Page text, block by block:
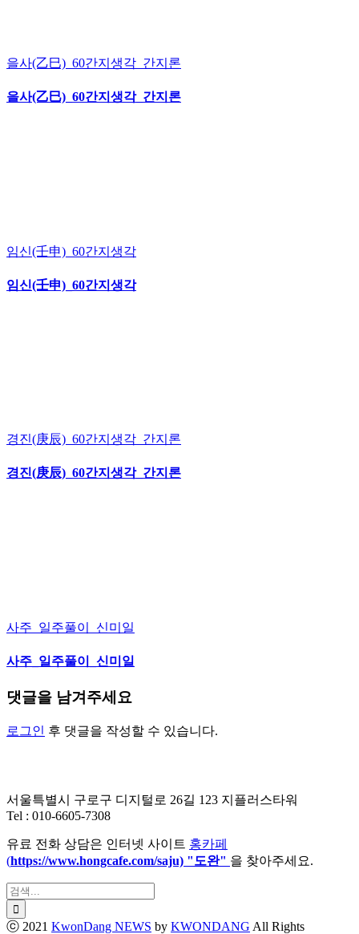
을사(乙巳)_60간지생각_간지론
을사(乙巳)_60간지생각_간지론
임신(壬申)_60간지생각
임신(壬申)_60간지생각
경진(庚辰)_60간지생각_간지론
경진(庚辰)_60간지생각_간지론
사주_일주풀이_신미일
사주_일주풀이_신미일
댓글을 남겨주세요
로그인 후 댓글을 작성할 수 있습니다.
서울특별시 구로구 디지털로 26길 123 지플러스타워
Tel : 010-6605-7308
유료 전화 상담은 인터넷 사이트 홍카페
(https://www.hongcafe.com/saju) "도완" 을 찾아주세요.
검
색:
ⓒ 2021 KwonDang NEWS by KWONDANG All Rights